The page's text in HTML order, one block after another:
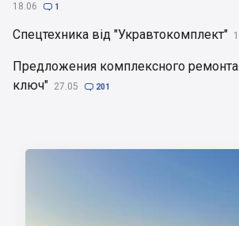
18.06  1
Спецтехника від "Укравтокомплект"
Предложения комплексного
ключ" 27.05  201